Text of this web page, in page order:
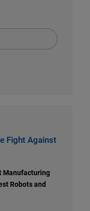
Fight Against
Manufacturing
Robots and